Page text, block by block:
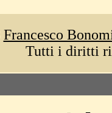
Francesco
Tutti i diritti